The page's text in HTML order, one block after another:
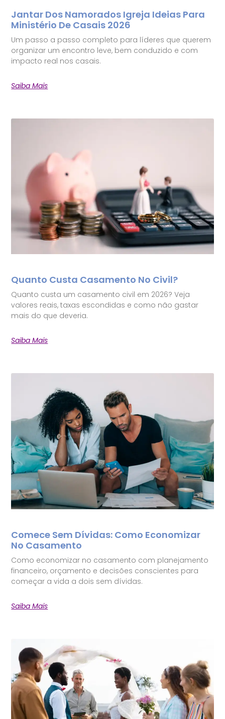
Jantar Dos Namorados Igreja Ideias Para
Ministério De Casais 2026
Um passo a passo completo para líderes que querem
organizar um encontro leve, bem conduzido e com
impacto real nos casais.
Saiba Mais
Quanto Custa Casamento No Civil?
Quanto custa um casamento civil em 2026? Veja
valores reais, taxas escondidas e como não gastar
mais do que deveria.
Saiba Mais
Comece Sem Dívidas: Como Economizar
No Casamento
Como economizar no casamento com planejamento
financeiro, orçamento e decisões conscientes para
começar a vida a dois sem dívidas.
Saiba Mais